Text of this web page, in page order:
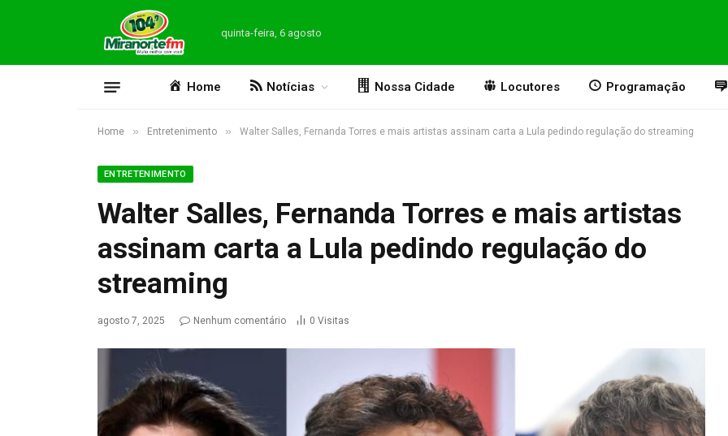
quinta-feira, 6 agosto
Home Notícias Nossa Cidade Locutores Programação
Home » Entretenimento » Walter Salles, Fernanda Torres e mais artistas assinam carta a Lula pedindo regulação do streaming
ENTRETENIMENTO
Walter Salles, Fernanda Torres e mais artistas
assinam carta a Lula pedindo regulação do
streaming
agosto 7, 2025 Nenhum comentário 0 Visitas